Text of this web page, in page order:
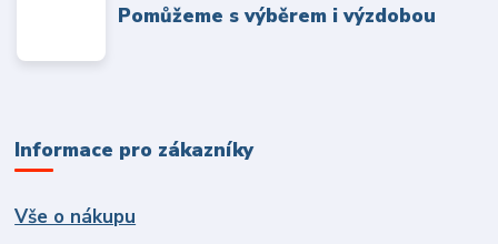
Pomůžeme s výběrem i výzdobou
Informace pro zákazníky
Vše o nákupu